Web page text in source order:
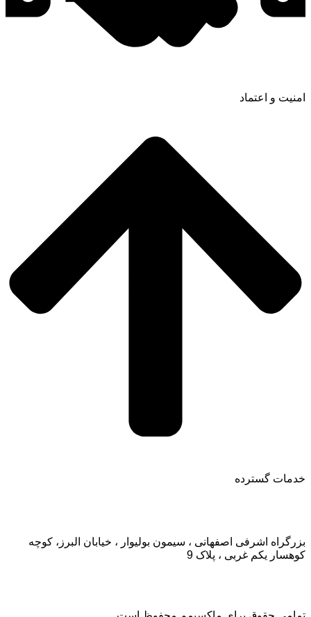
امنیت و اعتماد
خدمات گسترده
بزرگراه اشرفی اصفهانی ، سیمون بولیوار ، خیابان البرز، کوچه
کوهسار یکم غربی ، پلاک 9